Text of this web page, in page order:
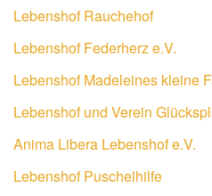
Lebenshof Rauchehof
Lebenshof Federherz e.V.
Lebenshof Madeleines kleine
Lebenshof und Verein
Anima Libera Lebenshof e.V.
Lebenshof Puschelhilfe